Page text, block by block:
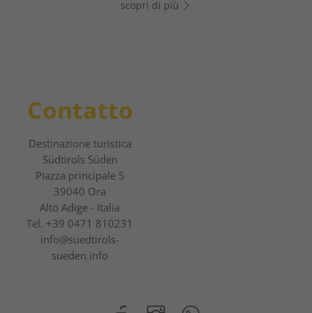
scopri di più
Contatto
Destinazione turistica
Südtirols Süden
Piazza principale 5
39040 Ora
Alto Adige - Italia
Tel. +39 0471 810231
info@suedtirols-
sueden.info